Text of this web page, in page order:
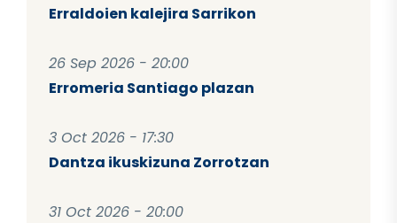
Erraldoien kalejira Sarrikon
26 Sep 2026 - 20:00
Erromeria Santiago plazan
3 Oct 2026 - 17:30
Dantza ikuskizuna Zorrotzan
31 Oct 2026 - 20:00